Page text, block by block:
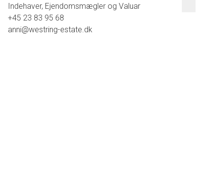
Indehaver, Ejendomsmægler og Valuar
+45 23 83 95 68
anni@westring-estate.dk